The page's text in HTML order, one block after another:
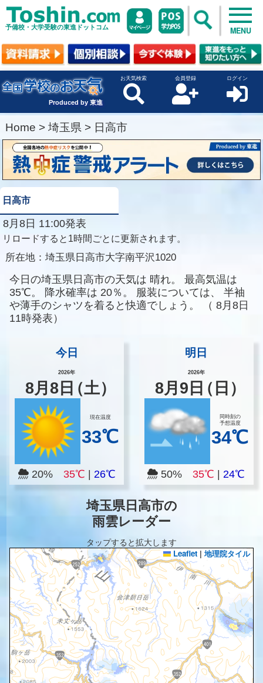
予備校・大学受験の東進ドットコム MENU
Produced by 東進
お天気検索 会員登録 ログイン
Home > 埼玉県 > 日高市
日高市
8月8日 11:00発表
リロードすると1時間ごとに更新されます。
所在地： 埼玉県日高市大字南平沢1020
今日の埼玉県日高市の天気は 晴れ。
最高気温は
35℃。
降水確率は 20％。 服装については、
半袖
や薄手のシャツを着ると快適でしょう。
（ 8月8日
11時発表）
今日
2026年
8月8 日（土）
現在温度
33℃
20% 35℃ 26℃
明日
2026年
8月 9 日（日）
同時刻の
予想温度
34℃
50%35℃ |24℃
埼玉県日高市の
雨雲レーダー
タップすると拡大します
Leaflet | 地理院タイル